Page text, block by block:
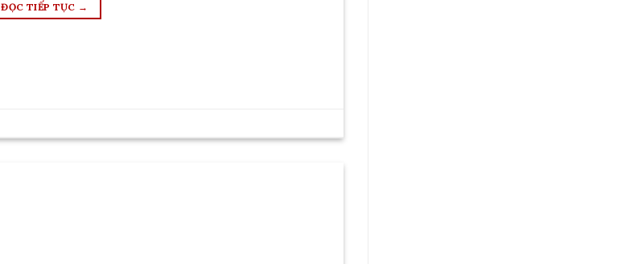
ĐỌC TIẾP TỤC →